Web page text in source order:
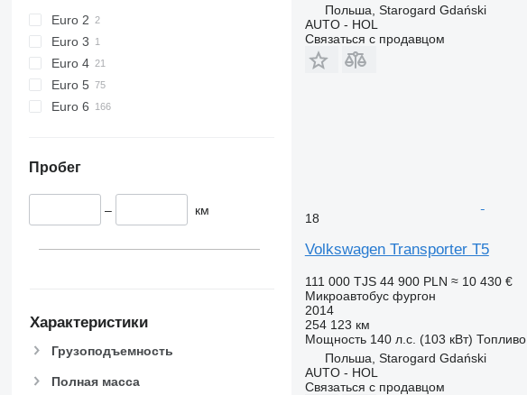
Euro 2
Euro 3
Euro 4
Euro 5
Euro 6
Пробег
– км
Характеристики
Грузоподъемность
Полная масса
Польша, Starogard Gdański
AUTO - HOL
Связаться с продавцом
18
Volkswagen Transporter T5
111 000 TJS 44 900 PLN ≈ 10 430 €
Микроавтобус фургон
2014
254 123 км
Мощность 140 л.с. (103 кВт) Топливо
Польша, Starogard Gdański
AUTO - HOL
Связаться с продавцом